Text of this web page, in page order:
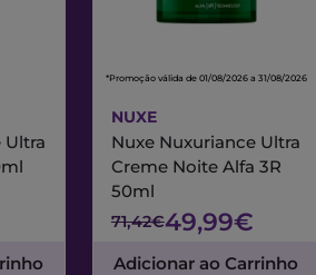
Ultra
*Promoção válida de 01/08/2026 a 31/08/2026
NUXE
Nuxe Nuxuriance Ultra
Creme Noite Alfa 3R
50ml
71,42€49,99€
Adicionar ao Carrinho